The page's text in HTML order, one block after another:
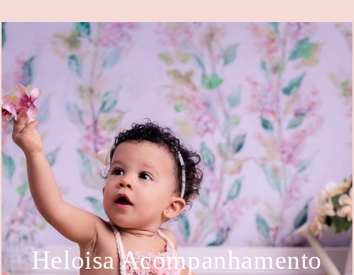
Heloisa Acompanhamento